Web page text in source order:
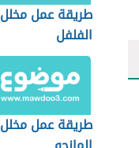
طريقة عمل مخلل
الفلفل
طريقة عمل مخلل